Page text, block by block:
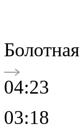
Болотная
04:23
03:18